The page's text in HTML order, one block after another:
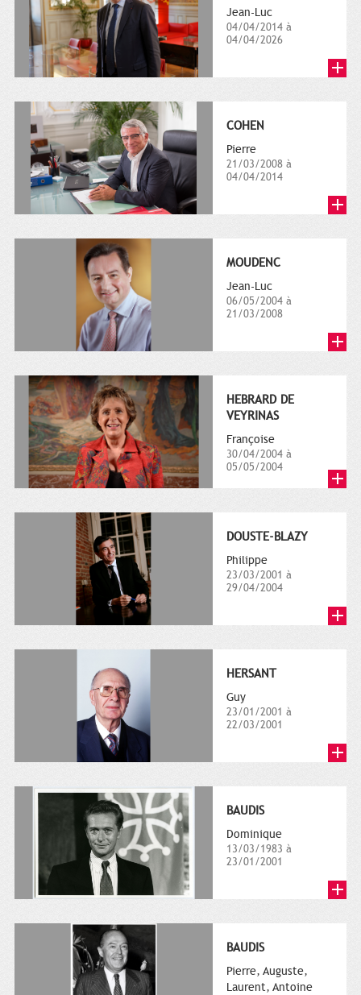
Jean-Luc
04/04/2014 à
04/04/2026
COHEN
Pierre
21/03/2008 à
04/04/2014
MOUDENC
Jean-Luc
06/05/2004 à
21/03/2008
HEBRARD DE
VEYRINAS
Françoise
30/04/2004 à
05/05/2004
DOUSTE-BLAZY
Philippe
23/03/2001 à
29/04/2004
HERSANT
Guy
23/01/2001 à
22/03/2001
BAUDIS
Dominique
13/03/1983 à
23/01/2001
BAUDIS
Pierre, Auguste,
Laurent, Antoine